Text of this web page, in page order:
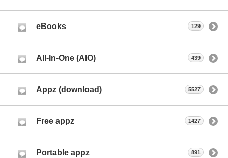
eBooks 129
All-In-One (AIO) 439
Appz (download) 5527
Free appz 1427
Portable appz 891